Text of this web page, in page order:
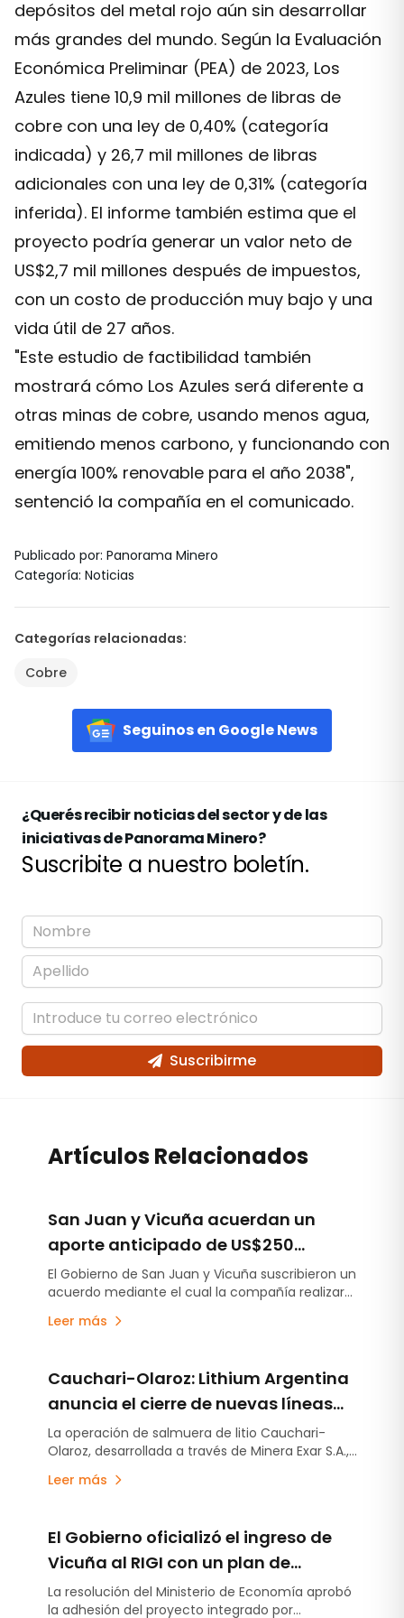
depósitos del metal rojo aún sin desarrollar
más grandes del mundo. Según la Evaluación
Económica Preliminar (PEA) de 2023, Los
Azules tiene 10,9 mil millones de libras de
cobre con una ley de 0,40% (categoría
indicada) y 26,7 mil millones de libras
adicionales con una ley de 0,31% (categoría
inferida). El informe también estima que el
proyecto podría generar un valor neto de
US$2,7 mil millones después de impuestos,
con un costo de producción muy bajo y una
vida útil de 27 años.
"Este estudio de factibilidad también
mostrará cómo Los Azules será diferente a
otras minas de cobre, usando menos agua,
emitiendo menos carbono, y funcionando con
energía 100% renovable para el año 2038",
sentenció la compañía en el comunicado.
Publicado por: Panorama Minero
Categoría: Noticias
Categorías relacionadas:
Cobre
Seguinos en Google News
¿Querés recibir noticias del sector y de las
iniciativas de Panorama Minero?
Suscribite a nuestro boletín.
Suscribirme
Artículos Relacionados
San Juan y Vicuña acuerdan un
aporte anticipado de US$250
millones para obras de
infraestructura
El Gobierno de San Juan y Vicuña suscribieron un
acuerdo mediante el cual la compañía realizará
un aporte anticipado de US$250 millones
destinado a financiar obras de infraestructura
Leer más
Cauchari-Olaroz: Lithium Argentina
anuncia el cierre de nuevas líneas
de deuda por US$220 millones
La operación de salmuera de litio Cauchari-
Olaroz, desarrollada a través de Minera Exar S.A.,
concretó el cierre de nuevas líneas de deuda no
garantizada por US$220 millones, fortaleciendo
avanzando con el plan de expansión –Etapa 2-
destinado a incrementar la capacidad de
producción en otras 45.000 toneladas anuales
de carbonato de litio equivalente.
Leer más
El Gobierno oficializó el ingreso de
Vicuña al RIGI con un plan de
inversión de US$9.737 millones
La resolución del Ministerio de Economía aprobó
la adhesión del proyecto integrado por